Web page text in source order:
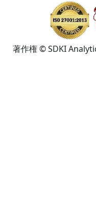
著作権 © SDKI